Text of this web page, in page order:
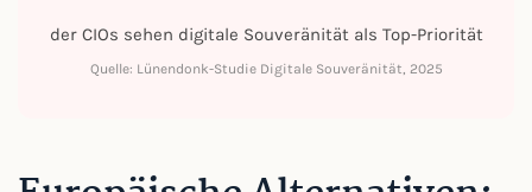
der CIOs sehen digitale Souveränität als Top-Priorität
Quelle: Lünendonk-Studie Digitale Souveränität, 2025